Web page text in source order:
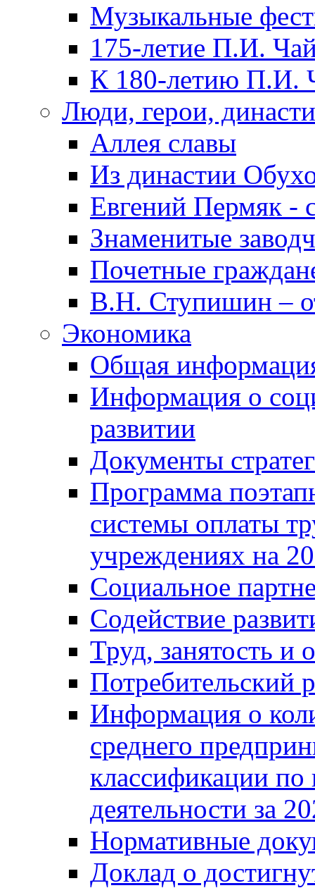
Музыкальные
175-летие П.И.
К 180-летию П.И.
Люди, герои,
Аллея славы
Из династии
Евгений Пермяк -
Знаменитые
Почетные
В.Н. Ступишин –
Экономика
Общая
Информация о
развитии
Документы
Программа
системы оплаты
учреждениях на
Социальное
Содействие
Труд, занятость и
Потребительский
Информация о
среднего
классификации
деятельности за
Нормативные
Доклад о